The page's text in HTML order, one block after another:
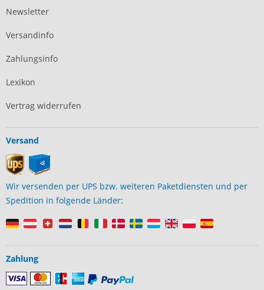
Newsletter
Versandinfo
Zahlungsinfo
Lexikon
Vertrag widerrufen
Versand
Wir versenden per UPS bzw. weiteren Paketdiensten und per
Spedition in folgende Länder:
Zahlung